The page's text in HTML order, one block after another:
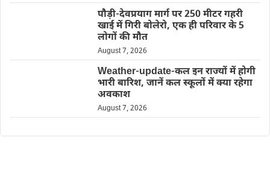
पौड़ी-देवप्रयाग मार्ग पर 250 मीटर गहरी
खाई में गिरी बोलेरो, एक ही परिवार के 5
लोगों की मौत
August 7, 2026
Weather-update-कल इन राज्यों में होगी
भारी बारिश, जानें कल स्कूलों में क्या रहेगा
अवकाश
August 7, 2026